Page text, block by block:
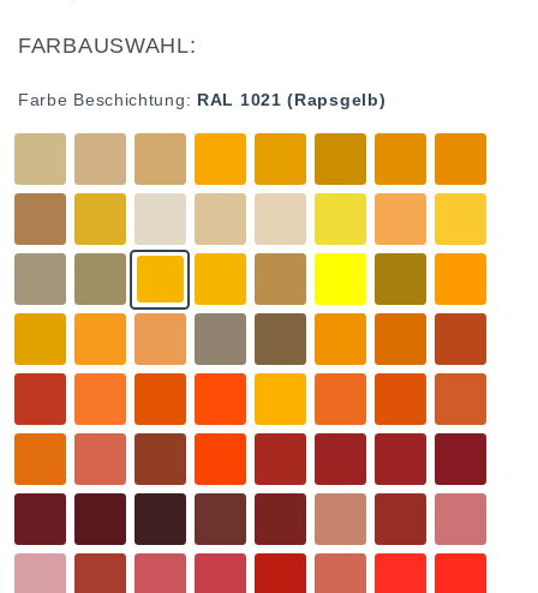
FARBAUSWAHL:
Farbe Beschichtung: RAL 1021 (Rapsgelb)